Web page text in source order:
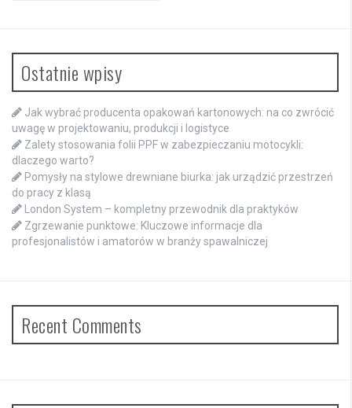
Ostatnie wpisy
Jak wybrać producenta opakowań kartonowych: na co zwrócić
uwagę w projektowaniu, produkcji i logistyce
Zalety stosowania folii PPF w zabezpieczaniu motocykli:
dlaczego warto?
Pomysły na stylowe drewniane biurka: jak urządzić przestrzeń
do pracy z klasą
London System – kompletny przewodnik dla praktyków
Zgrzewanie punktowe: Kluczowe informacje dla
profesjonalistów i amatorów w branży spawalniczej
Recent Comments